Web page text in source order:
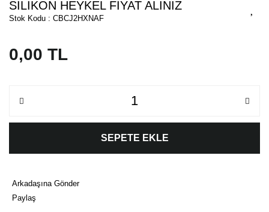
SİLİKON HEYKEL FİYAT ALINIZ
Stok Kodu : CBCJ2HXNAF
0,00 TL
SEPETE EKLE
Arkadaşına Gönder
Paylaş